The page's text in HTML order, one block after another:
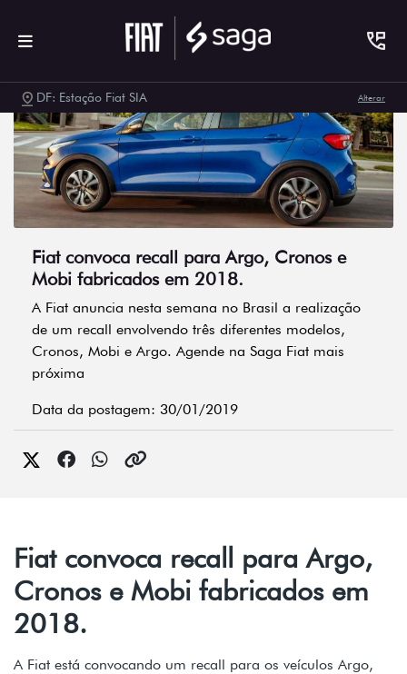
DF: Estação Fiat SIA Alterar
Fiat convoca recall para Argo, Cronos e
Mobi fabricados em 2018.
A Fiat anuncia nesta semana no Brasil a realização
de um recall envolvendo três diferentes modelos,
Cronos, Mobi e Argo. Agende na Saga Fiat mais
próxima
Data da postagem: 30/01/2019
Fiat convoca recall para Argo,
Cronos e Mobi fabricados em
2018.
A Fiat está convocando um recall para os veículos Argo,